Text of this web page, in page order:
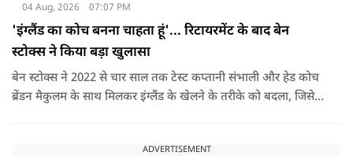
04 Aug, 2026 07:07 PM
'इंग्लैंड का कोच बनना चाहता हूं'... रिटायरमेंट के बाद बेन
स्टोक्स ने किया बड़ा खुलासा
बेन स्टोक्स ने 2022 से चार साल तक टेस्ट कप्तानी संभाली और हेड कोच
ब्रेंडन मैकुलम के साथ मिलकर इंग्लैंड के खेलने के तरीके को बदला, जिसे
ADVERTISEMENT